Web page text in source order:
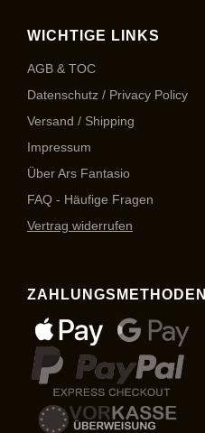
WICHTIGE LINKS
AGB & TOC
Datenschutz / Privacy Policy
Versand / Shipping
Impressum
Über Ars Fantasio
FAQ - Häufige Fragen
Vertrag widerrufen
ZAHLUNGSMETHODEN